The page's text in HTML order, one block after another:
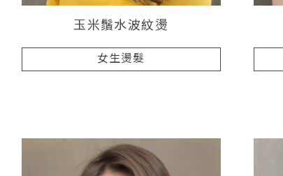
玉米鬚水波紋燙
女生燙髮